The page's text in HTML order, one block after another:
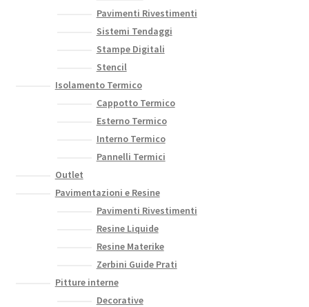
Pavimenti Rivestimenti
Sistemi Tendaggi
Stampe Digitali
Stencil
Isolamento Termico
Cappotto Termico
Esterno Termico
Interno Termico
Pannelli Termici
Outlet
Pavimentazioni e Resine
Pavimenti Rivestimenti
Resine Liquide
Resine Materike
Zerbini Guide Prati
Pitture interne
Decorative